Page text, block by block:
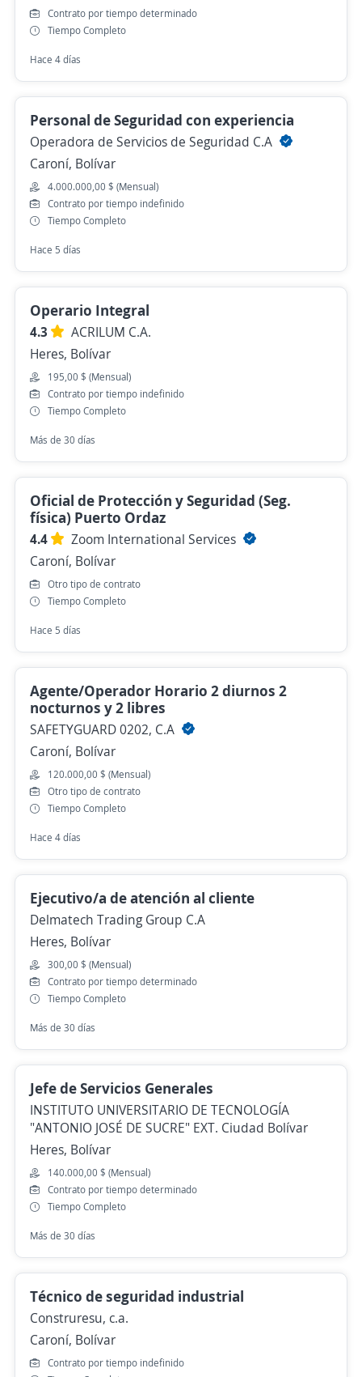
Contrato por tiempo determinado
Tiempo Completo
Hace 4 días
Personal de Seguridad con experiencia
Operadora de Servicios de Seguridad C.A
Caroní, Bolívar
4.000.000,00 $ (Mensual)
Contrato por tiempo indefinido
Tiempo Completo
Hace 5 días
Operario Integral
4.3
ACRILUM C.A.
Heres, Bolívar
195,00 $ (Mensual)
Contrato por tiempo indefinido
Tiempo Completo
Más de 30 días
Oficial de Protección y Seguridad (Seg.
física) Puerto Ordaz
4.4
Zoom International Services
Caroní, Bolívar
Otro tipo de contrato
Tiempo Completo
Hace 5 días
Agente/Operador Horario 2 diurnos 2
nocturnos y 2 libres
SAFETYGUARD 0202, C.A
Caroní, Bolívar
120.000,00 $ (Mensual)
Otro tipo de contrato
Tiempo Completo
Hace 4 días
Ejecutivo/a de atención al cliente
Delmatech Trading Group C.A
Heres, Bolívar
300,00 $ (Mensual)
Contrato por tiempo determinado
Tiempo Completo
Más de 30 días
Jefe de Servicios Generales
INSTITUTO UNIVERSITARIO DE TECNOLOGÍA
"ANTONIO JOSÉ DE SUCRE" EXT. Ciudad Bolívar
Heres, Bolívar
140.000,00 $ (Mensual)
Contrato por tiempo determinado
Tiempo Completo
Más de 30 días
Técnico de seguridad industrial
Construresu, c.a.
Caroní, Bolívar
Contrato por tiempo indefinido